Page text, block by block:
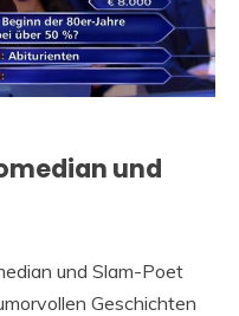
und
und Slam-Poet
Geschichten